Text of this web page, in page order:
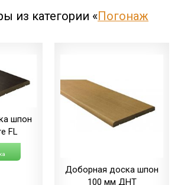
из категории «Погонаж
шпон
FL
Доборная доска шпон
100 мм ДНТ